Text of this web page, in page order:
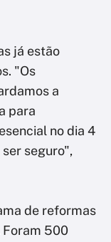
já estão
"Os
a
para
no dia 4
seguro",
de reformas
Foram 500